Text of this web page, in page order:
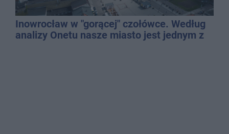
Inowrocław w "gorącej" czołówce. Według
analizy Onetu nasze miasto jest jednym z